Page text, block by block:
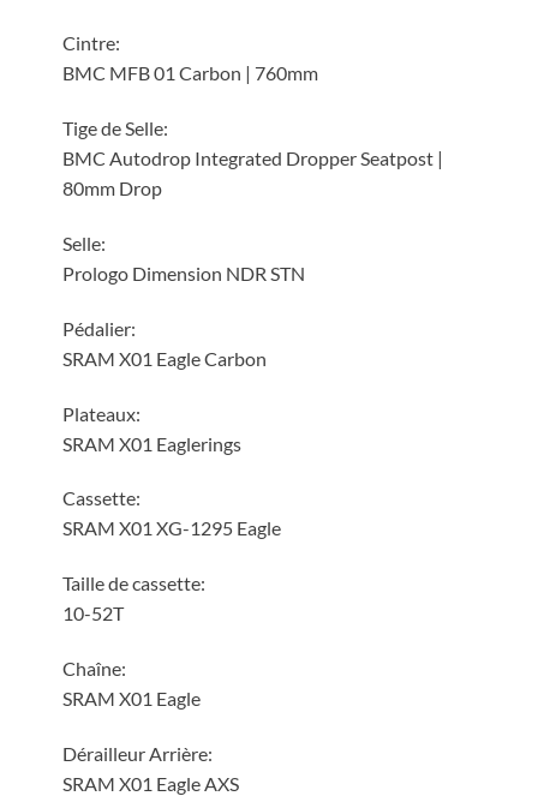
Cintre:
BMC MFB 01 Carbon | 760mm
Tige de Selle:
BMC Autodrop Integrated Dropper Seatpost |
80mm Drop
Selle:
Prologo Dimension NDR STN
Pédalier:
SRAM X01 Eagle Carbon
Plateaux:
SRAM X01 Eaglerings
Cassette:
SRAM X01 XG-1295 Eagle
Taille de cassette:
10-52T
Chaîne:
SRAM X01 Eagle
Dérailleur Arrière:
SRAM X01 Eagle AXS